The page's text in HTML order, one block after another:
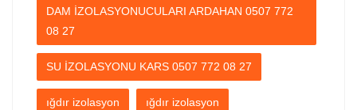
DAM İZOLASYONUCULARI ARDAHAN 0507 772
08 27
SU İZOLASYONU KARS 0507 772 08 27
ığdır izolasyon ığdır izolasyon